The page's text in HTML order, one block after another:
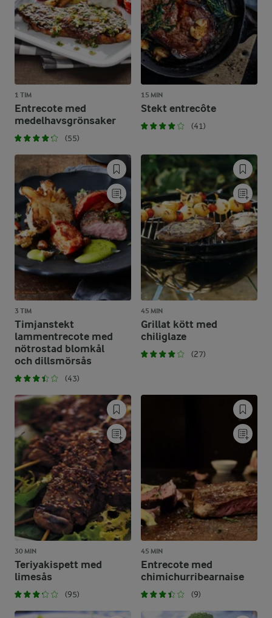
1 TIM
Entrecote med
medelhavsgrönsaker
(55)
15 MIN
Stekt entrecôte
(41)
3 TIM
Timjanstekt
lammentrecote med
nötrostad blomkål
och dillsmörsås
(43)
45 MIN
Grillat kött med
chiliglaze
(27)
30 MIN
Teriyakispett med
limesås
(95)
45 MIN
Entrecote med
chimichurribearnaise
(9)